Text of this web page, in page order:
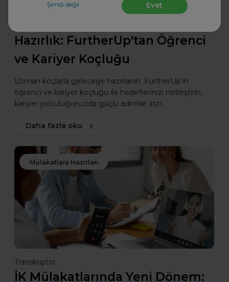
Şimdi değil Evet
FurtherUp
Hazırlık: FurtherUp'tan Öğrenci
ve Kariyer Koçluğu
Uzman koçlarla geleceğe hazırlanın. FurtherUp’ın
öğrenci ve kariyer koçluğu ile hedeflerinizi netleştirin,
kariyer yolculuğunuzda güçlü adımlar atın.
Daha fazla oku
Mülakatlara Hazırlan
Transkriptor
İK Mülakatlarında Yeni Dönem: